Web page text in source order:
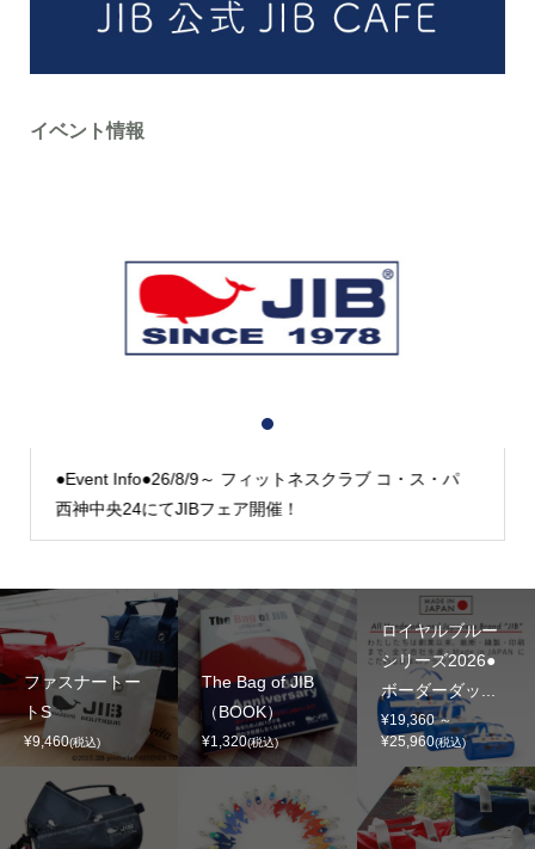
イベント情報
●Event Info●26/8/9～ フィットネスクラブ コ・ス・パ
西神中央24にてJIBフェア開催！
2
ファスナートー
トS
¥9,460(税込)
The Bag of JIB
（BOOK）
¥1,320(税込)
ロイヤルブルー
シリーズ2026●
ボーダーダッ...
¥19,360 ～
¥25,960(税込)